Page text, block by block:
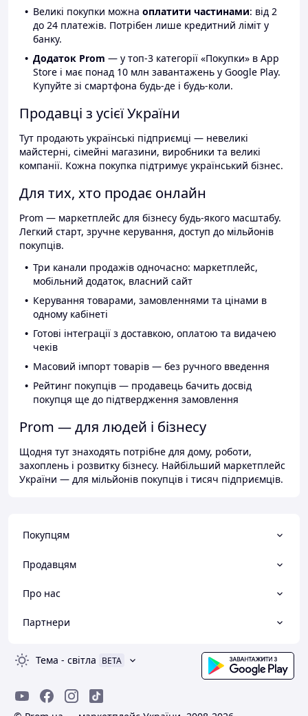
Великі покупки можна оплатити частинами: від 2
до 24 платежів. Потрібен лише кредитний ліміт у
банку.
Додаток Prom — у топ-3 категорії «Покупки» в App
Store і має понад 10 млн завантажень у Google Play.
Купуйте зі смартфона будь-де і будь-коли.
Продавці з усієї України
Тут продають українські підприємці — невеликі
майстерні, сімейні магазини, виробники та великі
компанії. Кожна покупка підтримує український бізнес.
Для тих, хто продає онлайн
Prom — маркетплейс для бізнесу будь-якого масштабу.
Легкий старт, зручне керування, доступ до мільйонів
покупців.
Три канали продажів одночасно: маркетплейс,
мобільний додаток, власний сайт
Керування товарами, замовленнями та цінами в
одному кабінеті
Готові інтеграції з доставкою, оплатою та видачею
чеків
Масовий імпорт товарів — без ручного введення
Рейтинг покупців — продавець бачить досвід
покупця ще до підтвердження замовлення
Prom — для людей і бізнесу
Щодня тут знаходять потрібне для дому, роботи,
захоплень і розвитку бізнесу. Найбільший маркетплейс
України — для мільйонів покупців і тисяч підприємців.
Покупцям
Продавцям
Про нас
Партнери
Тема - світла BETA